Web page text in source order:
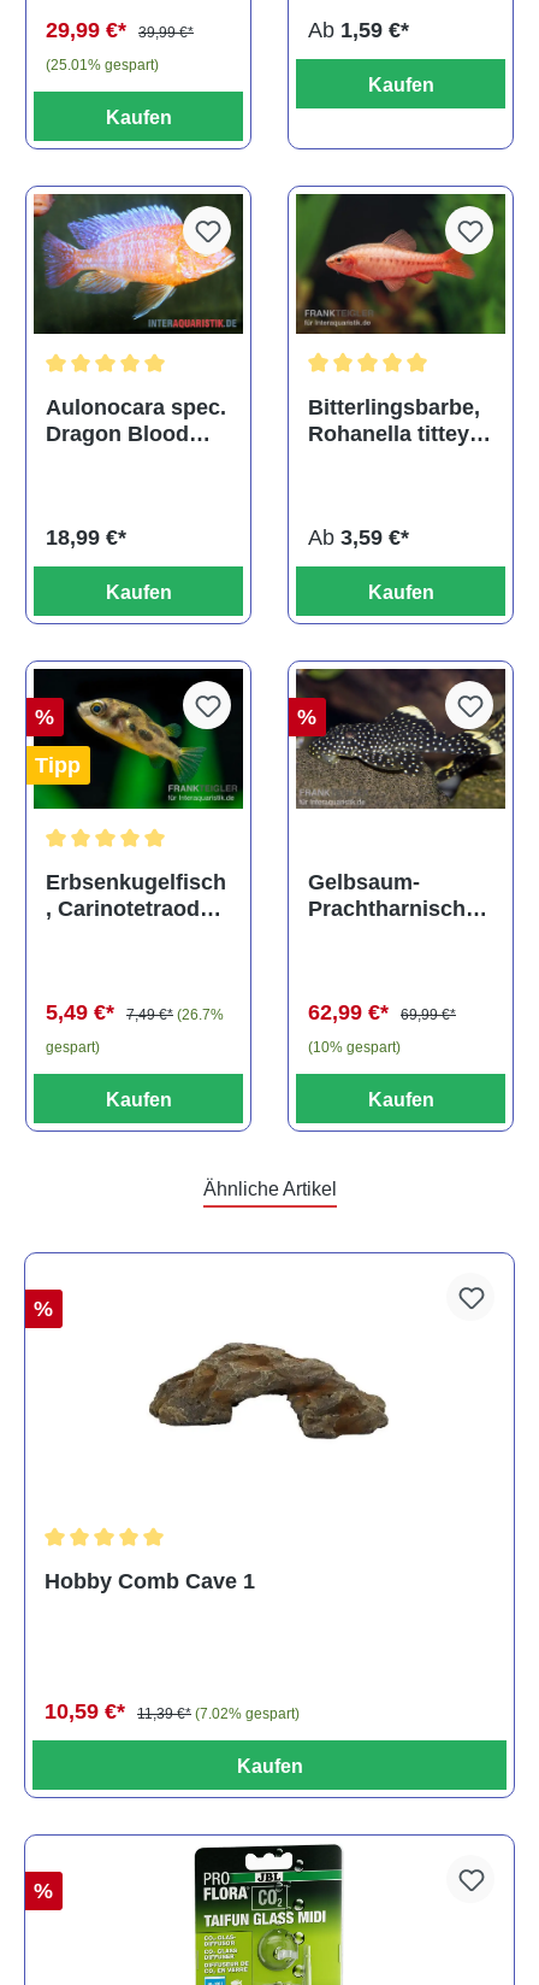
29,99 €*
39,99 €*
(25.01% gespart)
Kaufen
Ab 1,59 €*
Kaufen
Aulonocara spec.
Dragon Blood
18,99 €*
Kaufen
Bitterlingsbarbe,
Rohanella titteya,
Ab 3,59 €*
Kaufen
%
Tipp
Erbsenkugelfisch
, Carinotetraodon
5,49 €* 7,49 €* (26.7%
gespart)
Kaufen
%
Gelbsaum-
Prachtharnischw
62,99 €*
69,99 €*
(10% gespart)
Kaufen
Ähnliche Artikel
%
Hobby Comb Cave 1
10,59 €* 11,39 €* (7.02% gespart)
Kaufen
%